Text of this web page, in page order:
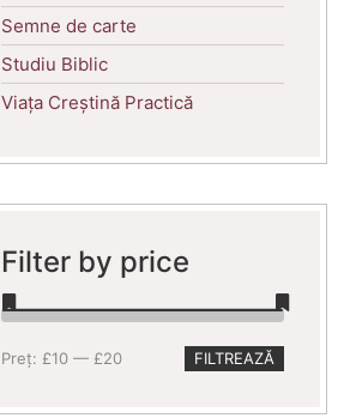
Semne de carte
Studiu Biblic
Viața Creștină Practică
Filter by price
Preț
Preț
FILTREAZĂ
Preț: £10 — £20